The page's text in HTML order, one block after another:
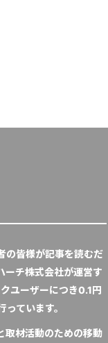
皆様が記事を読むだ
ーチ株式会社が運営す
ユーザーにつき0.1円
ています。
取材活動のための移動